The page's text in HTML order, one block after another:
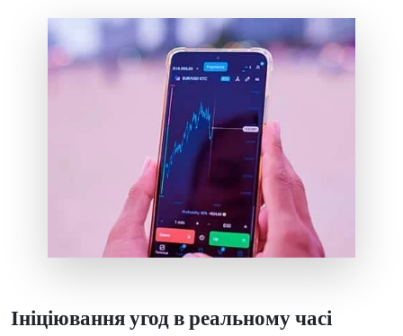
Ініціювання угод в реальному часі